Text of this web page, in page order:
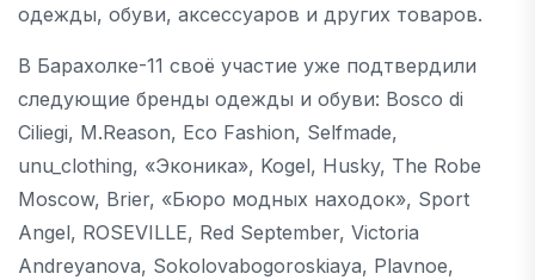
одежды, обуви, аксессуаров и других товаров.
В Барахолке-11 своё участие уже подтвердили
следующие бренды одежды и обуви: Bosco di
Ciliegi, M.Reason, Eco Fashion, Selfmade,
unu_clothing, «Эконика», Kogel, Husky, The Robe
Moscow, Brier, «Бюро модных находок», Sport
Angel, ROSEVILLE, Red September, Victoria
Andreyanova, Sokolovabogoroskiaya, Plavnoe,